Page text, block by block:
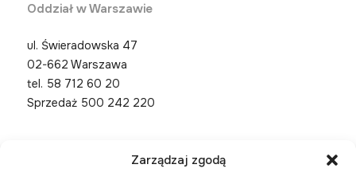
Zarządzaj zgodą
Oddział w Warszawie
ul. Świeradowska 47
02-662 Warszawa
tel. 58 712 60 20
Sprzedaż 500 242 220